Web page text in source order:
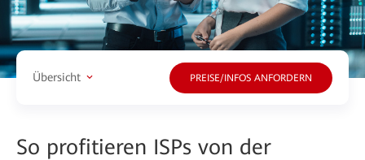
Übersicht PREISE/INFOS ANFORDERN
So profitieren ISPs von der